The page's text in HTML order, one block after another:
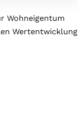
Wohneigentum
Wertentwicklung